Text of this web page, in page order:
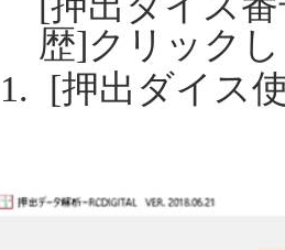
歴]クリック
[押出ダイス